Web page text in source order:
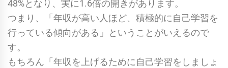
48%となり、実に1.6倍の開きがあります。
つまり、「年収が高い人ほど、積極的に自己学習を
行っている傾向がある」ということがいえるので
す。
もちろん「年収を上げるために自己学習をしましょ